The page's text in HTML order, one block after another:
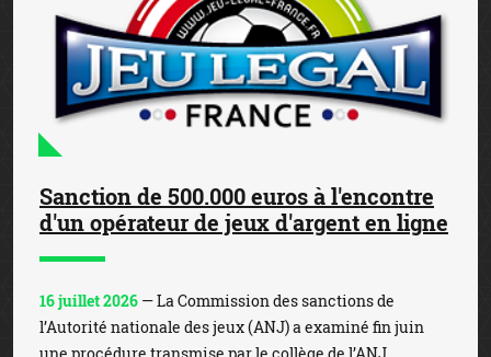
Sanction de 500.000 euros à l'encontre
d'un opérateur de jeux d'argent en ligne
16 juillet 2026 — La Commission des sanctions de
l’Autorité nationale des jeux (ANJ) a examiné fin juin
une procédure transmise par le collège de l’ANJ